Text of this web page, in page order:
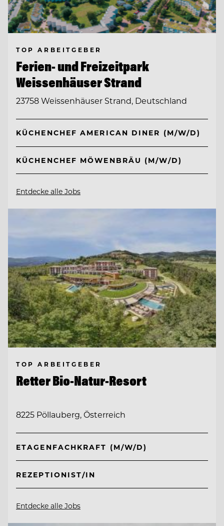
TOP ARBEITGEBER
Ferien- und Freizeitpark
Weissenhäuser Strand
23758 Weissenhäuser Strand, Deutschland
KÜCHENCHEF AMERICAN DINER (M/W/D)
KÜCHENCHEF MÖWENBRÄU (M/W/D)
Entdecke alle Jobs
TOP ARBEITGEBER
Retter Bio-Natur-Resort
8225 Pöllauberg, Österreich
ETAGENFACHKRAFT (M/W/D)
REZEPTIONIST/IN
Entdecke alle Jobs